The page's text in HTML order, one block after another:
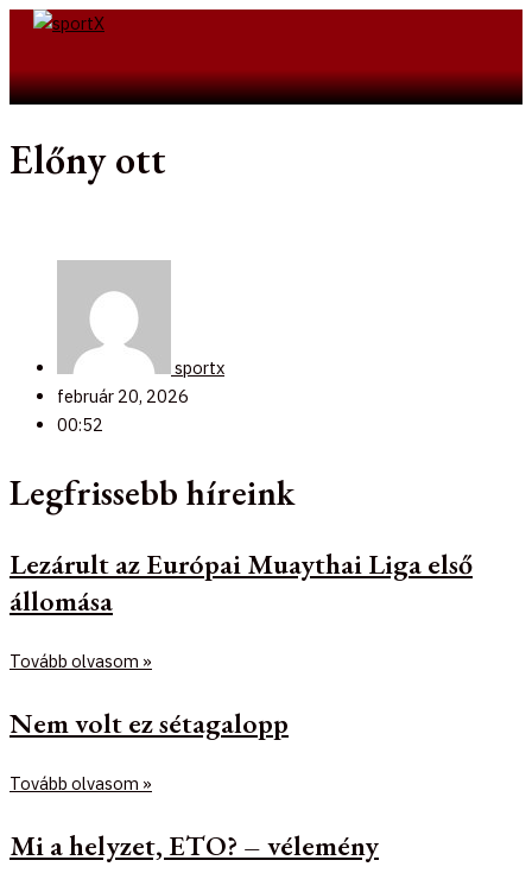
Skip
Előny ott
sportx
február 20, 2026
00:52
Legfrissebb híreink
Lezárult az Európai Muaythai Liga első
állomása
Tovább olvasom »
Nem volt ez sétagalopp
Tovább olvasom »
Mi a helyzet, ETO? – vélemény